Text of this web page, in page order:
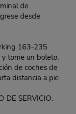
de
desde
163-235
y tome un boleto.
de coches de
distancia a pie
DE SERVICIO: